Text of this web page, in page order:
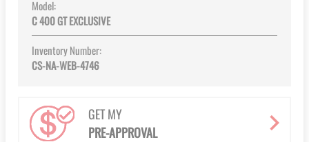
Model:
C 400 GT EXCLUSIVE
Inventory Number:
CS-NA-WEB-4746
GET MY
PRE-APPROVAL